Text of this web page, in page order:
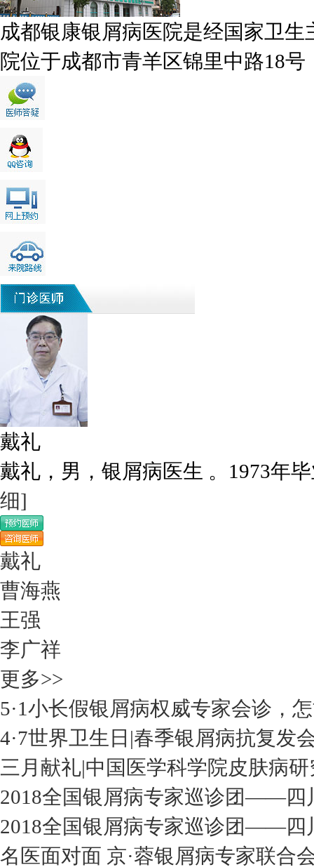
成都银康银屑病医院是经国家卫
院位于成都市青羊区锦里中路18
戴礼
戴礼，男，银屑病医生 。1973年
细]
戴礼
曹海燕
王强
李广祥
更多>>
5·1小长假银屑病权威专家会诊，
4·7世界卫生日|春季银屑病抗复发
三月献礼|中国医学科学院皮肤病
2018全国银屑病专家巡诊团——四
2018全国银屑病专家巡诊团——四
名医面对面 京·蓉银屑病专家联合